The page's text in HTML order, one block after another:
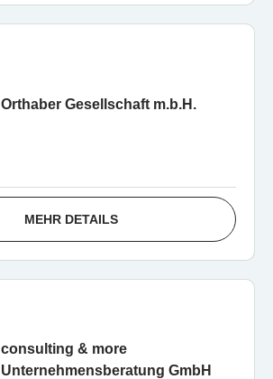
Orthaber Gesellschaft m.b.H.
MEHR DETAILS
consulting & more
Unternehmensberatung GmbH